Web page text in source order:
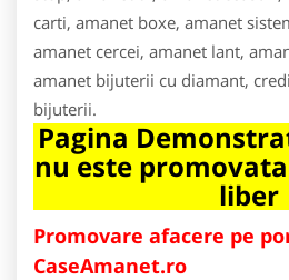
carti, amanet boxe, amanet
amanet cercei, amanet lant,
amanet bijuterii cu diamant,
bijuterii.
Pagina
nu este
liber
Promovare afacere pe
CaseAmanet.ro